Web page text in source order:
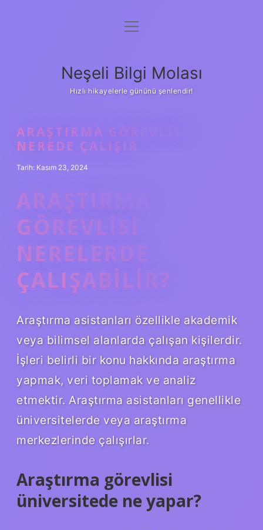
Anasayfa
Yasal Uyarı
menüyü
Neşeli Bilgi Molası
Hızlı hikayelerle gününü şenlendir!
ARAŞTIRMA GÖREVLISI
NEREDE ÇALIŞIR
Tarih: Kasım 23, 2024
ARAŞTIRMA
GÖREVLISI
NERELERDE
ÇALIŞABILIR?
Araştırma asistanları özellikle akademik
veya bilimsel alanlarda çalışan kişilerdir.
İşleri belirli bir konu hakkında araştırma
yapmak, veri toplamak ve analiz
etmektir. Araştırma asistanları genellikle
üniversitelerde veya araştırma
merkezlerinde çalışırlar.
Araştırma görevlisi
üniversitede ne yapar?